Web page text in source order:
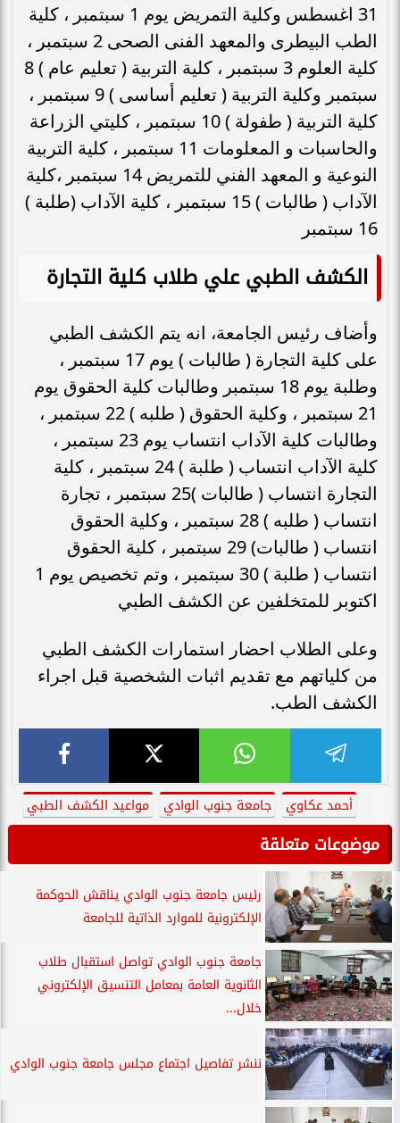
31 اغسطس وكلية التمريض يوم 1 سبتمبر ، كلية
الطب البيطرى والمعهد الفنى الصحى 2 سبتمبر ،
كلية العلوم 3 سبتمبر ، كلية التربية ( تعليم عام ) 8
سبتمبر وكلية التربية ( تعليم أساسى ) 9 سبتمبر ،
كلية التربية ( طفولة ) 10 سبتمبر ، كليتي الزراعة
والحاسبات و المعلومات 11 سبتمبر ، كلية التربية
النوعية و المعهد الفني للتمريض 14 سبتمبر ،كلية
الآداب ( طالبات ) 15 سبتمبر ، كلية الآداب (طلبة )
16 سبتمبر
الكشف الطبي علي طلاب كلية التجارة
وأضاف رئيس الجامعة، انه يتم الكشف الطبي
على كلية التجارة ( طالبات ) يوم 17 سبتمبر ،
وطلبة يوم 18 سبتمبر وطالبات كلية الحقوق يوم
21 سبتمبر ، وكلية الحقوق ( طلبه ) 22 سبتمبر ،
وطالبات كلية الآداب انتساب يوم 23 سبتمبر ،
كلية الآداب انتساب ( طلبة ) 24 سبتمبر ، كلية
التجارة انتساب ( طالبات )25 سبتمبر ، تجارة
انتساب ( طلبه ) 28 سبتمبر ، وكلية الحقوق
انتساب ( طالبات) 29 سبتمبر ، كلية الحقوق
انتساب ( طلبة ) 30 سبتمبر ، وتم تخصيص يوم 1
اكتوبر للمتخلفين عن الكشف الطبي
وعلى الطلاب احضار استمارات الكشف الطبي
من كلياتهم مع تقديم اثبات الشخصية قبل اجراء
الكشف الطب.
أحمد عكاوي جامعة جنوب الوادي مواعيد الكشف الطبي
موضوعات متعلقة
رئيس جامعة جنوب الوادي يناقش الحوكمة
الإلكترونية للموارد الذاتية للجامعة
جامعة جنوب الوادي تواصل استقبال طلاب
الثانوية العامة بمعامل التنسيق الإلكتروني
خلال...
ننشر تفاصيل اجتماع مجلس جامعة جنوب الوادي